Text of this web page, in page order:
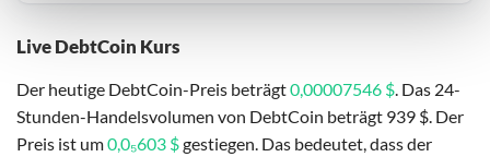
Live DebtCoin Kurs
Der heutige DebtCoin-Preis beträgt0,00007546 $. Das 24-
Stunden-Handelsvolumen von DebtCoin beträgt 939 $. Der
Preis ist um0,0₅603 $gestiegen. Das bedeutet, dass der